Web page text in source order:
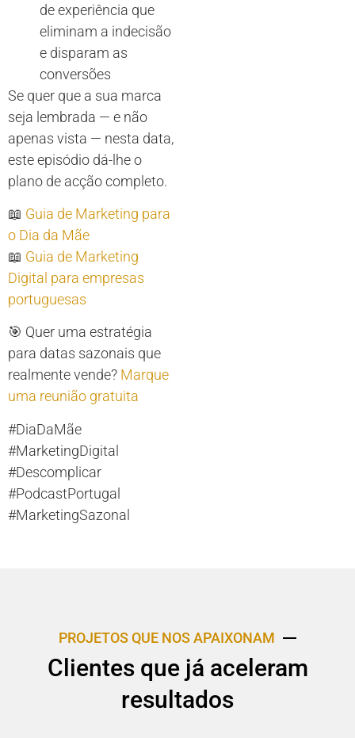
de experiência que
eliminam a indecisão
e disparam as
conversões
Se quer que a sua marca
seja lembrada — e não
apenas vista — nesta data,
este episódio dá-lhe o
plano de acção completo.
📖 Guia de Marketing para
o Dia da Mãe
📖 Guia de Marketing
Digital para empresas
portuguesas
🎯 Quer uma estratégia
para datas sazonais que
realmente vende? Marque
uma reunião gratuita
#DiaDaMãe
#MarketingDigital
#Descomplicar
#PodcastPortugal
#MarketingSazonal
PROJETOS QUE NOS APAIXONAM
Clientes que já aceleram
resultados